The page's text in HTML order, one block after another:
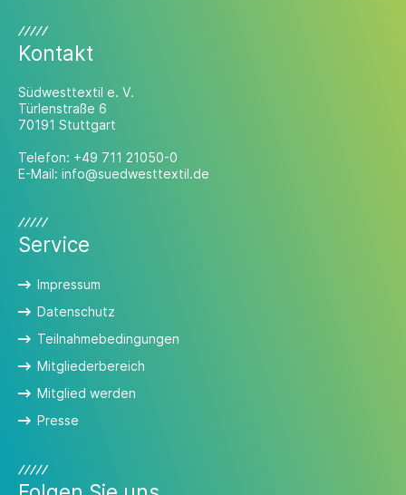
Kontakt
Südwesttextil e. V.
Türlenstraße 6
70191 Stuttgart
Telefon: +49 711 21050-0
E-Mail: info@suedwesttextil.de
Service
Impressum
Datenschutz
Teilnahmebedingungen
Mitgliederbereich
Mitglied werden
Presse